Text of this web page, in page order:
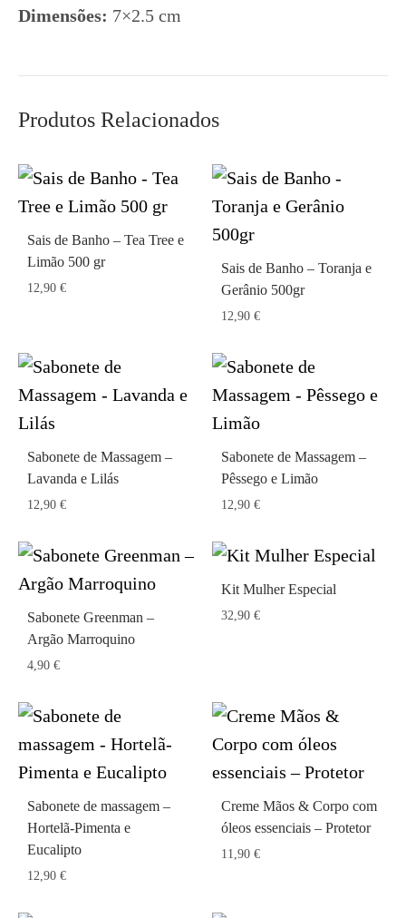
Dimensões: 7×2.5 cm
Produtos Relacionados
Sais de Banho – Tea Tree e
Limão 500 gr
12,90 €
Sais de Banho – Toranja e
Gerânio 500gr
12,90 €
Sabonete de Massagem –
Lavanda e Lilás
12,90 €
Sabonete de Massagem –
Pêssego e Limão
12,90 €
Sabonete Greenman –
Argão Marroquino
4,90 €
Kit Mulher Especial
32,90 €
Sabonete de massagem –
Hortelã-Pimenta e
Eucalipto
12,90 €
Creme Mãos & Corpo com
óleos essenciais – Protetor
11,90 €